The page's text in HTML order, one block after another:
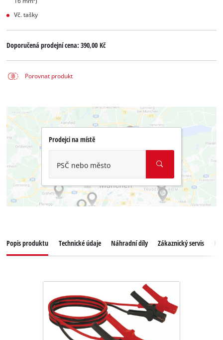
Vč. tašky
Doporučená prodejní cena:390,00 Kč
Porovnat produkt
Prodejci na místě
PSČ nebo město
Popis produktu Technické údaje Náhradní díly Zákaznický servis